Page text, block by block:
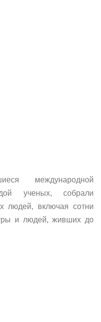
международной
ученых, собрали
людей, включая сотни
и людей, живших до